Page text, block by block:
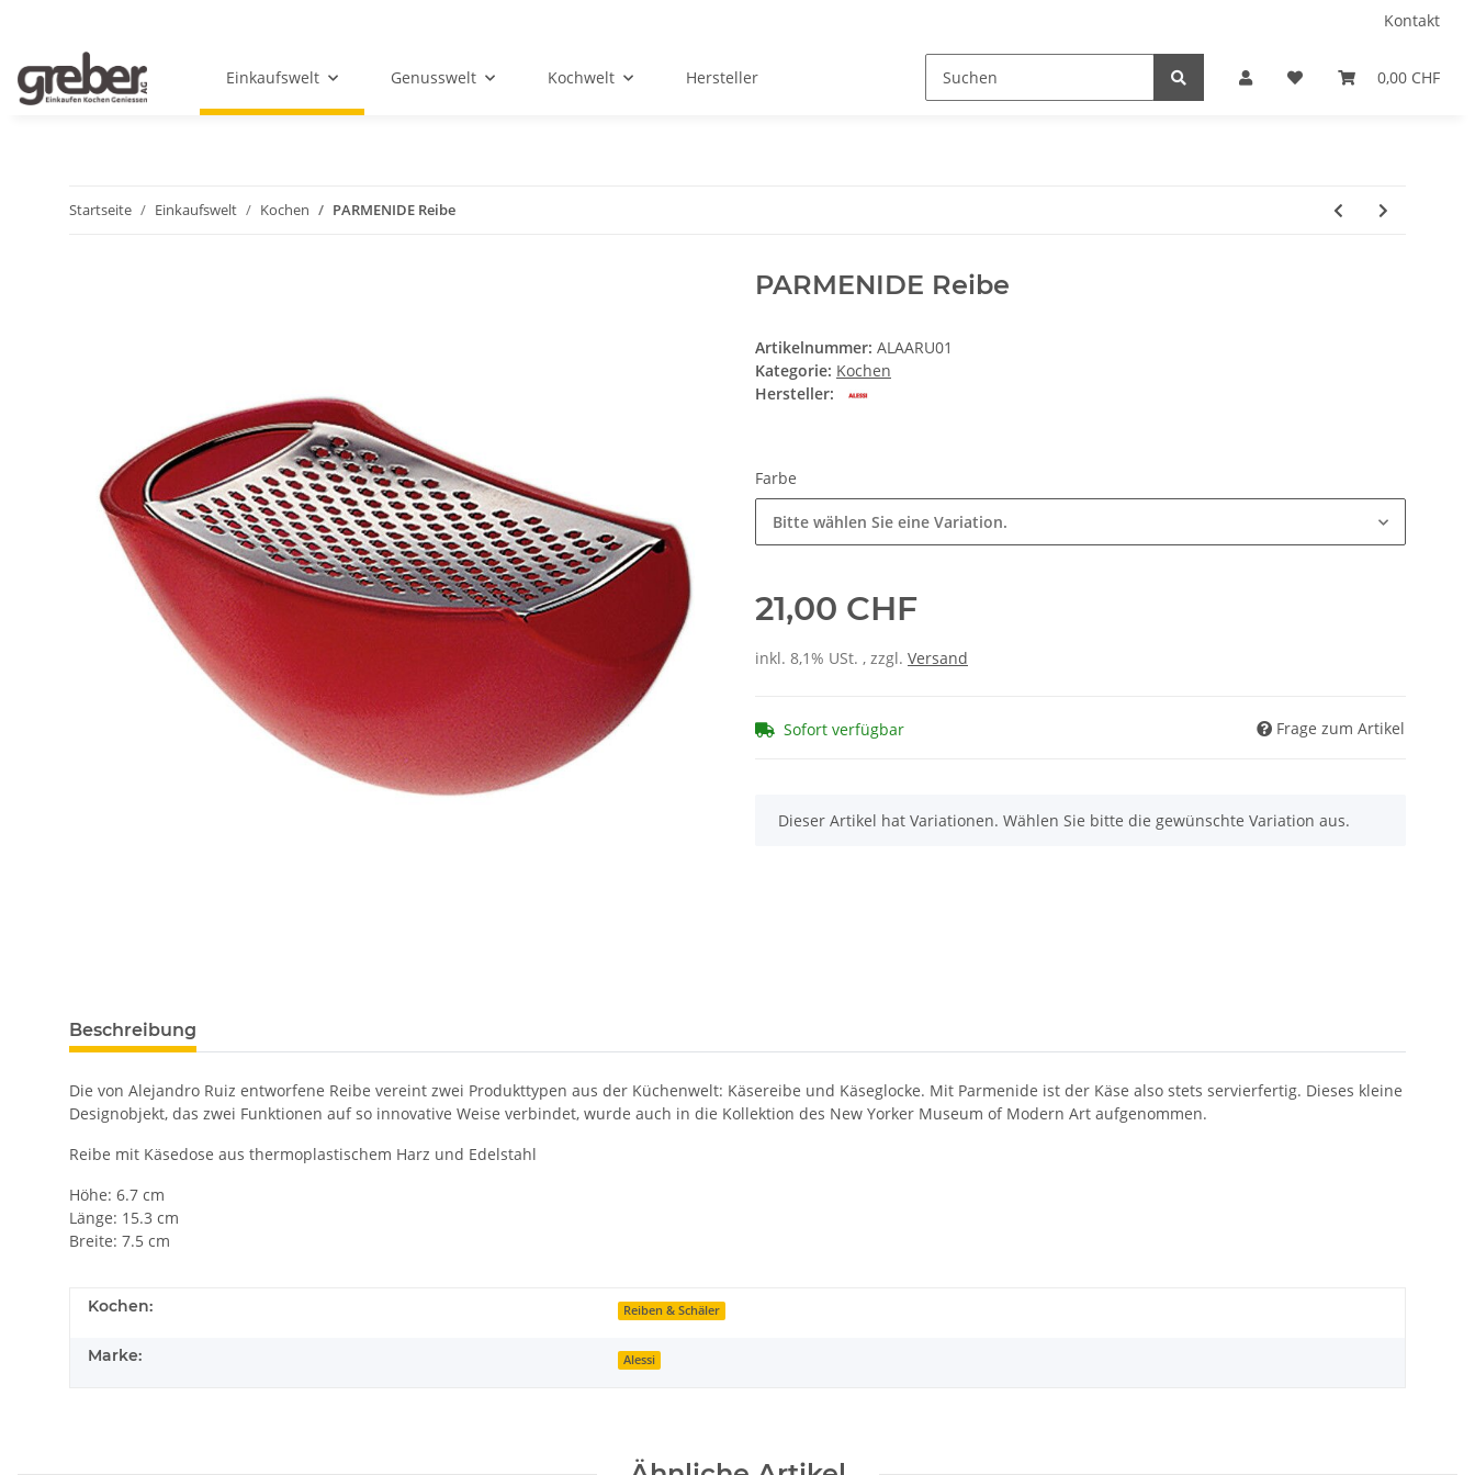
Kontakt
0,00 CHF
Einkaufswelt Genusswelt Kochwelt Hersteller
Startseite Einkaufswelt Kochen PARMENIDE Reibe
PARMENIDE Reibe
Artikelnummer: ALAARU01
Kategorie: Kochen
Hersteller:
Farbe
Bitte wählen Sie eine Variation.
21,00 CHF
inkl. 8,1% USt. , zzgl. Versand
Sofort verfügbar Frage zum Artikel
x
Dieser Artikel hat Variationen. Wählen Sie bitte die gewünschte Variation aus.
Beschreibung
Die von Alejandro Ruiz entworfene Reibe vereint zwei Produkttypen aus der Küchenwelt: Käsereibe und Käseglocke. Mit Parmenide ist der Käse also stets servierfertig. Dieses kleine
Designobjekt, das zwei Funktionen auf so innovative Weise verbindet, wurde auch in die Kollektion des New Yorker Museum of Modern Art aufgenommen.
Reibe mit Käsedose aus thermoplastischem Harz und Edelstahl
Höhe: 6.7 cm
Länge: 15.3 cm
Breite: 7.5 cm
Kochen: Reiben & Schäler
Marke: Alessi